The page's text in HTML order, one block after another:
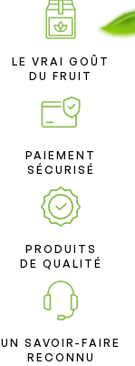
LE VRAI GOÛT
DU FRUIT
PAIEMENT
SÉCURISÉ
PRODUITS
DE QUALITÉ
UN SAVOIR-FAIRE
RECONNU